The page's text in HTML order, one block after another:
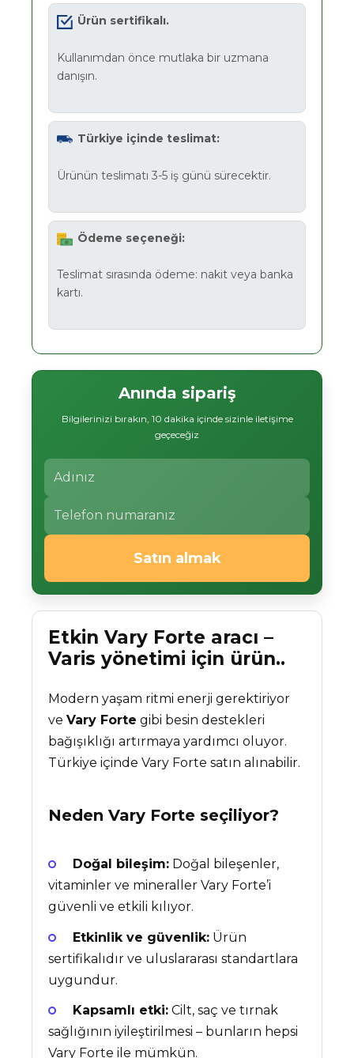
Ürün sertifikalı.
Kullanımdan önce mutlaka bir uzmana
danışın.
Türkiye içinde teslimat:
Ürünün teslimatı 3-5 iş günü sürecektir.
Ödeme seçeneği:
Teslimat sırasında ödeme: nakit veya banka
kartı.
Anında sipariş
Bilgilerinizi bırakın, 10 dakika içinde sizinle iletişime
geçeceğiz
Satın almak
Etkin Vary Forte aracı –
Varis yönetimi için ürün..
Modern yaşam ritmi enerji gerektiriyor
veVary Forte gibi besin destekleri
bağışıklığı artırmaya yardımcı oluyor.
Türkiye içinde Vary Forte satın alınabilir.
NedenVary Forte seçiliyor?
Doğal bileşim: Doğal bileşenler,
vitaminler ve mineraller Vary Forte’i
güvenli ve etkili kılıyor.
Etkinlik ve güvenlik: Ürün
sertifikalıdır ve uluslararası standartlara
uygundur.
Kapsamlı etki: Cilt, saç ve tırnak
sağlığının iyileştirilmesi – bunların hepsi
Vary Forte ile mümkün.